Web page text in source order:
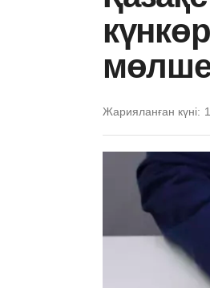
Жарияланған күні: